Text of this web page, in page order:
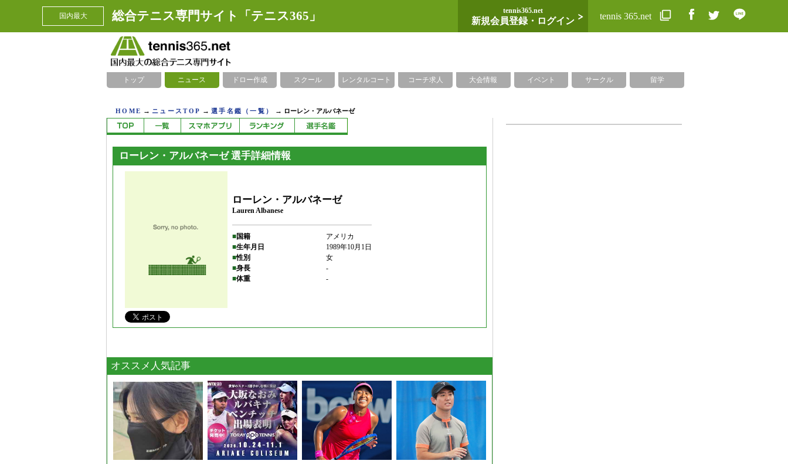
国内最大 総合テニス専門サイト「テニス365」 tennis365.net
新規会員登録・ログイン tennis 365.net
トップ ニュース ドロー作成 スクール レンタルコート コーチ求人 大会情報 イベント サークル 留学
HOME → ニュースTOP →選手名鑑（一覧） → ローレン・アルバネーゼ
ローレン・アルバネーゼ 選手詳細情報
ローレン・アルバネーゼ
Lauren Albanese
■国籍
アメリカ
■生年月日
1989年10月1日
■性別
女
■身長
-
■体重 -
オススメ人気記事